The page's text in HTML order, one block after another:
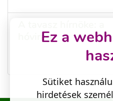
hóvirágEz a
Sütiket
hirdetések